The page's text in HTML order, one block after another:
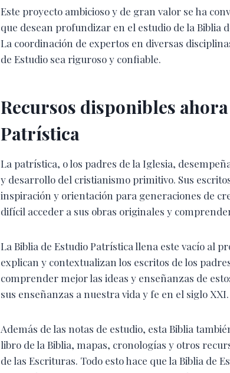
Este proyecto ambicioso y de gran valor se ha
que desean profundizar en el estudio de la Biblia
La coordinación de expertos en diversas
de Estudio sea riguroso y confiable.
Recursos disponibles
Patrística
La patrística, o los padres de la Iglesia,
y desarrollo del cristianismo primitivo. Sus
inspiración y orientación para generaciones de
difícil acceder a sus obras originales y
La Biblia de Estudio Patrística llena este vacío al
explican y contextualizan los escritos de los
comprender mejor las ideas y enseñanzas de
sus enseñanzas a nuestra vida y fe en el siglo XXI.
Además de las notas de estudio, esta Biblia
libro de la Biblia, mapas, cronologías y otros
de las Escrituras. Todo esto hace que la Biblia de